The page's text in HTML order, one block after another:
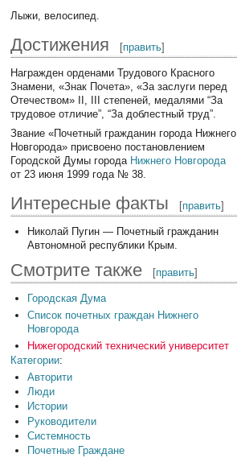
Лыжи, велосипед.
Достижения [править]
Награжден орденами Трудового Красного
Знамени, «Знак Почета», «За заслуги перед
Отечеством» II, III степеней, медалями “За
трудовое отличие”, “За доблестный труд”.
Звание «Почетный гражданин города Нижнего
Новгорода» присвоено постановлением
Городской Думы города Нижнего Новгорода
от 23 июня 1999 года № 38.
Интересные факты [править]
Николай Пугин — Почетный гражданин
Автономной республики Крым.
Смотрите также [править]
Городская Дума
Список почетных граждан Нижнего
Новгорода
Нижегородский технический университет
Категории:
Авторити
Люди
Истории
Руководители
Системность
Почетные Граждане